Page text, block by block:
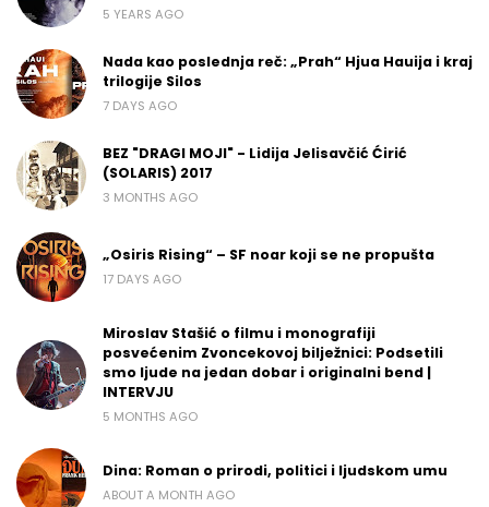
5 YEARS AGO
Nada kao poslednja reč: „Prah“ Hjua Hauija i kraj
trilogije Silos
7 DAYS AGO
BEZ "DRAGI MOJI" - Lidija Jelisavčić Ćirić
(SOLARIS) 2017
3 MONTHS AGO
„Osiris Rising“ – SF noar koji se ne propušta
17 DAYS AGO
Miroslav Stašić o filmu i monografiji
posvećenim Zvoncekovoj bilježnici: Podsetili
smo ljude na jedan dobar i originalni bend |
INTERVJU
5 MONTHS AGO
Dina: Roman o prirodi, politici i ljudskom umu
ABOUT A MONTH AGO